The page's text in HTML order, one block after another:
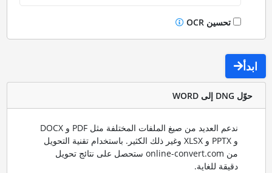
تحسين OCR
ابدأ
حوّل DNG إلى WORD
ندعم العديد من صيغ الملفات المختلفة مثل PDF و DOCX
و PPTX و XLSX وغير ذلك الكثير. باستخدام تقنية التحويل
من online-convert.com ستحصل على نتائج تحويل
دقيقة للغاية.